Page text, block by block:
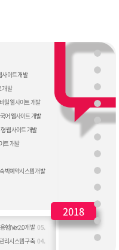
사이트 개발
개발
일 웹사이트 개발
어 웹사이트 개발
웹사이트 개발
트 개발
박예약시스템 개발
2018
05.
형)Ver2.0 개발
04.
리시스템 구축